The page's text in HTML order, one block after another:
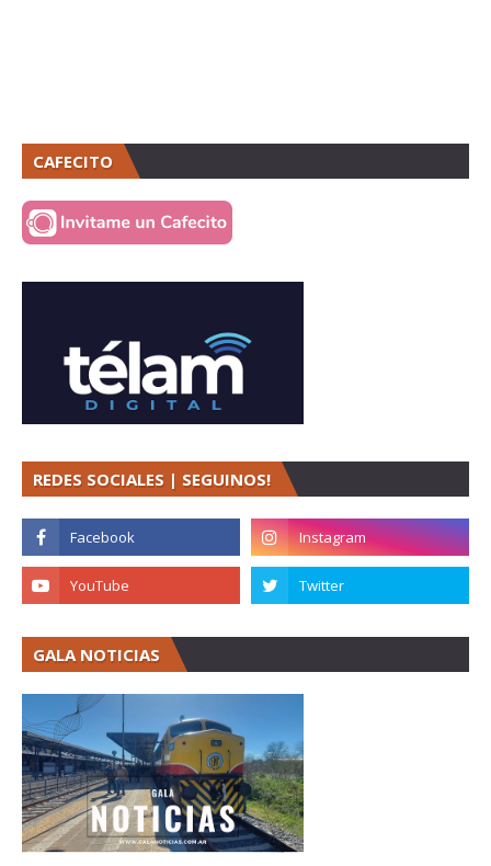
CAFECITO
REDES SOCIALES | SEGUINOS!
GALA NOTICIAS